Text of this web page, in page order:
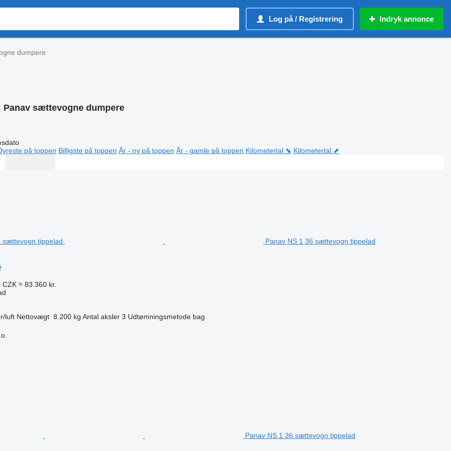
Log på / Registrering Indryk annonce
dumpere
Panav sættevogne dumpere
på toppen Billigste på toppen År - ny på toppen År - gamle på toppen Kilometertal ⬊ Kilometertal ⬈
Panav NS 1 36 sættevogn tippelad
CZK ≈ 83.360 kr.
luft Nettovægt 8.200 kg Antal aksler 3 Udtømningsmetode bag
Panav NS 1 36 sættevogn tippelad